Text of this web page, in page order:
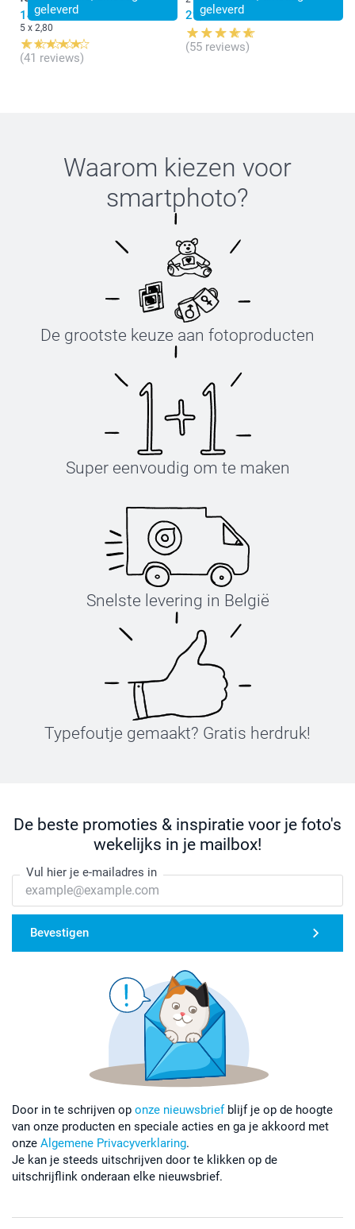
geleverd
14,00
5 x 2,80
(41 reviews)
geleverd
29,99
(55 reviews)
Waarom kiezen voor
smartphoto?
De grootste keuze aan fotoproducten
Super eenvoudig om te maken
Snelste levering in België
Typefoutje gemaakt? Gratis herdruk!
De beste promoties & inspiratie voor je foto's
wekelijks in je mailbox!
Vul hier je e-mailadres in
Bevestigen
Door in te schrijven op onze nieuwsbriefblijf je op de hoogte
van onze producten en speciale acties en ga je akkoord met
onze Algemene Privacyverklaring.
Je kan je steeds uitschrijven door te klikken op de
uitschrijflink onderaan elke nieuwsbrief.